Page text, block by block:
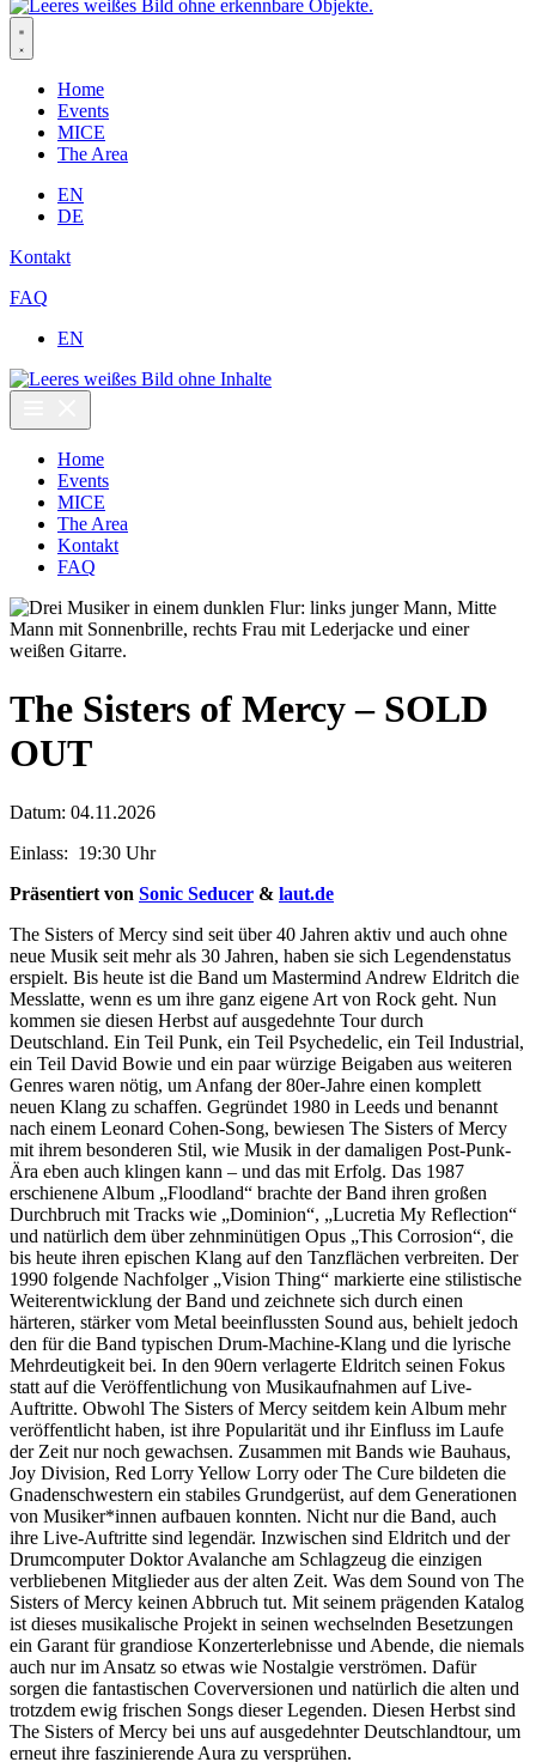
Home
Events
MICE
The Area
EN
DE
Kontakt
FAQ
EN
Home
Events
MICE
The Area
Kontakt
FAQ
The Sisters of Mercy – SOLD
OUT
Datum: 04.11.2026
Einlass: 19:30 Uhr
Präsentiert von Sonic Seducer & laut.de
The Sisters of Mercy sind seit über 40 Jahren aktiv und auch ohne
neue Musik seit mehr als 30 Jahren, haben sie sich Legendenstatus
erspielt. Bis heute ist die Band um Mastermind Andrew Eldritch die
Messlatte, wenn es um ihre ganz eigene Art von Rock geht. Nun
kommen sie diesen Herbst auf ausgedehnte Tour durch
Deutschland. Ein Teil Punk, ein Teil Psychedelic, ein Teil Industrial,
ein Teil David Bowie und ein paar würzige Beigaben aus weiteren
Genres waren nötig, um Anfang der 80er-Jahre einen komplett
neuen Klang zu schaffen. Gegründet 1980 in Leeds und benannt
nach einem Leonard Cohen-Song, bewiesen The Sisters of Mercy
mit ihrem besonderen Stil, wie Musik in der damaligen Post-Punk-
Ära eben auch klingen kann – und das mit Erfolg. Das 1987
erschienene Album „Floodland“ brachte der Band ihren großen
Durchbruch mit Tracks wie „Dominion“, „Lucretia My Reflection“
und natürlich dem über zehnminütigen Opus „This Corrosion“, die
bis heute ihren epischen Klang auf den Tanzflächen verbreiten. Der
1990 folgende Nachfolger „Vision Thing“ markierte eine stilistische
Weiterentwicklung der Band und zeichnete sich durch einen
härteren, stärker vom Metal beeinflussten Sound aus, behielt jedoch
den für die Band typischen Drum-Machine-Klang und die lyrische
Mehrdeutigkeit bei. In den 90ern verlagerte Eldritch seinen Fokus
statt auf die Veröffentlichung von Musikaufnahmen auf Live-
Auftritte. Obwohl The Sisters of Mercy seitdem kein Album mehr
veröffentlicht haben, ist ihre Popularität und ihr Einfluss im Laufe
der Zeit nur noch gewachsen. Zusammen mit Bands wie Bauhaus,
Joy Division, Red Lorry Yellow Lorry oder The Cure bildeten die
Gnadenschwestern ein stabiles Grundgerüst, auf dem Generationen
von Musiker*innen aufbauen konnten. Nicht nur die Band, auch
ihre Live-Auftritte sind legendär. Inzwischen sind Eldritch und der
Drumcomputer Doktor Avalanche am Schlagzeug die einzigen
verbliebenen Mitglieder aus der alten Zeit. Was dem Sound von The
Sisters of Mercy keinen Abbruch tut. Mit seinem prägenden Katalog
ist dieses musikalische Projekt in seinen wechselnden Besetzungen
ein Garant für grandiose Konzerterlebnisse und Abende, die niemals
auch nur im Ansatz so etwas wie Nostalgie verströmen. Dafür
sorgen die fantastischen Coverversionen und natürlich die alten und
trotzdem ewig frischen Songs dieser Legenden. Diesen Herbst sind
The Sisters of Mercy bei uns auf ausgedehnter Deutschlandtour, um
erneut ihre faszinierende Aura zu versprühen.